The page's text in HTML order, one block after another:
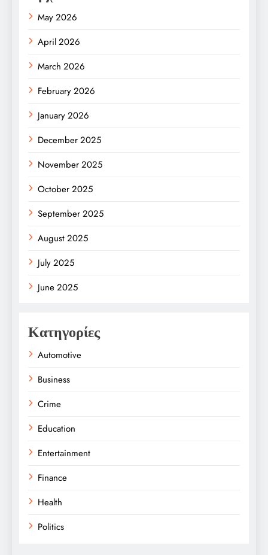
May 2026
April 2026
March 2026
February 2026
January 2026
December 2025
November 2025
October 2025
September 2025
August 2025
July 2025
June 2025
Κατηγορίες
Automotive
Business
Crime
Education
Entertainment
Finance
Health
Politics